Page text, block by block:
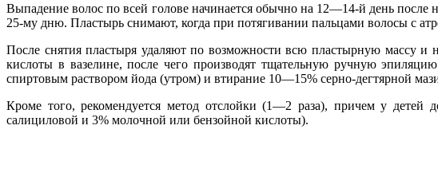
Выпадение волос по всей голове начинается обычно на 12—14-й день после
25-му дню. Пластырь снимают, когда при потягивании пальцами волосы с
После снятия пластыря удаляют по возможности всю пластырную массу и
кислоты в вазелине, после чего производят тщательную ручную
спиртовым раствором йода (утром) и втирание 10—15% серно-дегтярной
Кроме того, рекомендуется метод отслойки (1—2 раза), причем у детей
салициловой и 3% молочной или бензойной кислоты).